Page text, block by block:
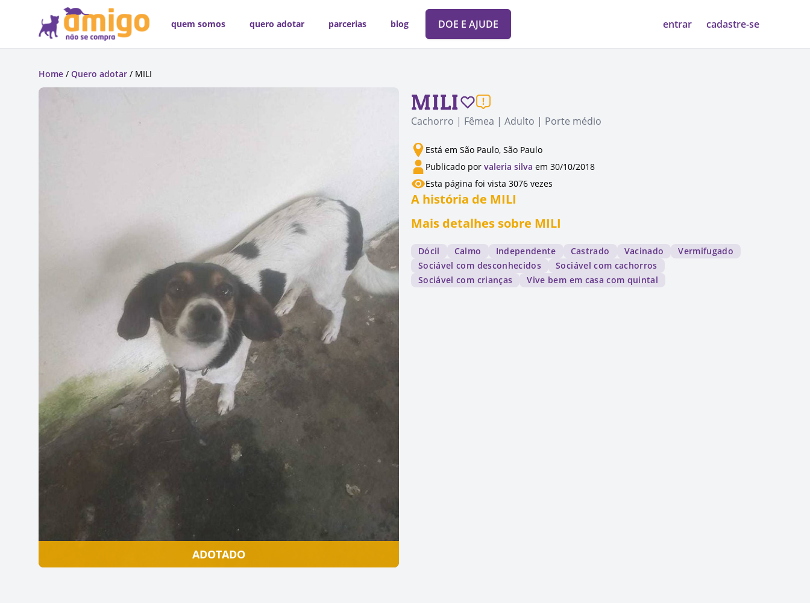
quem somos quero adotar parcerias blog DOE E AJUDE entrar cadastre-se
Home / Quero adotar / MILI
ADOTADO
MILI
Cachorro | Fêmea | Adulto | Porte médio
Está em São Paulo, São Paulo
Publicado por valeria silva em 30/10/2018
Esta página foi vista 3076 vezes
A história de MILI
Mais detalhes sobre MILI
Dócil Calmo Independente Castrado Vacinado
Vermifugado
Sociável com desconhecidos
Sociável com cachorros
Sociável com crianças
Vive bem em casa com quintal